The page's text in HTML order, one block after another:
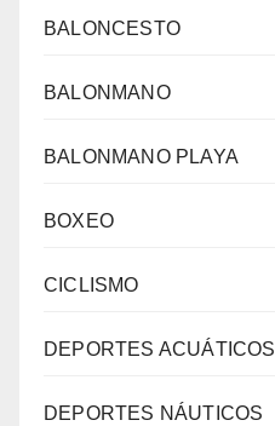
BALONCESTO
BALONMANO
BALONMANO PLAYA
BOXEO
CICLISMO
DEPORTES ACUÁTICOS
DEPORTES NÁUTICOS